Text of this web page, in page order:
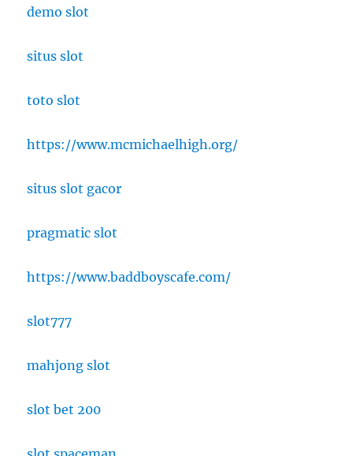
demo slot
situs slot
toto slot
https://www.mcmichaelhigh.org/
situs slot gacor
pragmatic slot
https://www.baddboyscafe.com/
slot777
mahjong slot
slot bet 200